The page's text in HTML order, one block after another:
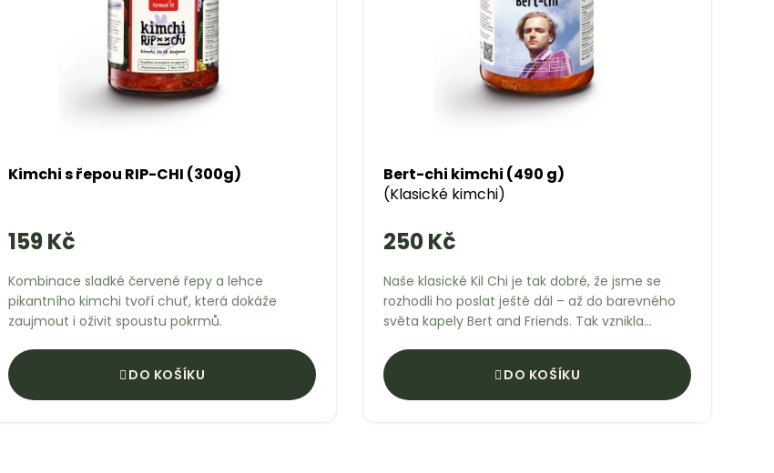
Kimchi s řepou RIP-CHI (300g)
159 Kč
DO KOŠÍKU
Kombinace sladké červené řepy a lehce
pikantního kimchi tvoří chuť, která dokáže
zaujmout i oživit spoustu pokrmů.
Bert-chi kimchi (490 g)
(Klasické kimchi)
250 Kč
DO KOŠÍKU
Naše klasické Kil Chi je tak dobré, že jsme se
rozhodli ho poslat ještě dál – až do barevného
světa kapely Bert and Friends. Tak vznikla